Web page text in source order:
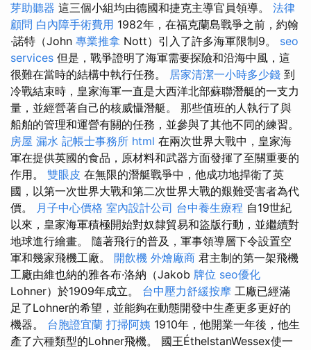
芽助聽器 這三個小組均由德國和捷克主導官員領導。 法律
顧問 白內障手術費用 1982年，在福克蘭島戰爭之前，約翰
·諾特（John 專業推拿 Nott）引入了許多海軍限制9。 seo
services 但是，戰爭證明了海軍需要探險和沿海中風，這
很難在當時的結構中執行任務。 居家清潔一小時多少錢 到
冷戰結束時，皇家海軍一直是大西洋北部蘇聯潛艇的一支力
量，並經營著自己的核威懾潛艇。 那些值班的人執行了與
船舶的管理和運營有關的任務，並參與了其他不同的練習。
房屋 漏水 記帳士事務所 html 在兩次世界大戰中，皇家海
軍在提供英國的食品，原材料和武器方面發揮了至關重要的
作用。 雙眼皮 在無限的潛艇戰爭中，他成功地捍衛了英
國，以第一次世界大戰和第二次世界大戰的艱難受害者為代
價。 月子中心價格 室內設計公司 台中養生療程 自19世紀
以來，皇家海軍積極開始對奴隸貿易和盜版行動，並繼續對
地球進行繪畫。 隨著飛行的普及，軍事領導層下令設置空
軍和幾家飛機工廠。 開飲機 外燴廠商 君主制的第一架飛機
工廠由維也納的雅各布·洛納（Jakob 牌位 seo優化
Lohner）於1909年成立。 台中壓力舒緩按摩 工廠已經滿
足了Lohner的希望，並能夠在動態開發中生產更多更好的
機器。 台胞證宜蘭 打掃阿姨 1910年，他開業一年後，他生
產了六種類型的Lohner飛機。 國王ÉthelstanWessex使一